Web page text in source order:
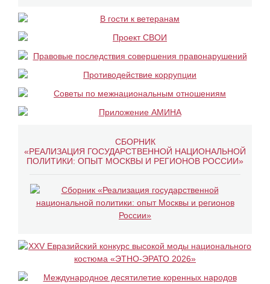
СБОРНИК
«РЕАЛИЗАЦИЯ ГОСУДАРСТВЕННОЙ НАЦИОНАЛЬНОЙ
ПОЛИТИКИ: ОПЫТ МОСКВЫ И РЕГИОНОВ РОССИИ»